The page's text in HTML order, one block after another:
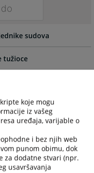
sudova
tužioce
koje mogu
iz vašeg
uređaja, varijable o
i bez njih web
punom obimu, dok
za dodatne stvari (npr.
usavršavanja